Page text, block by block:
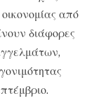
από
διάφορες